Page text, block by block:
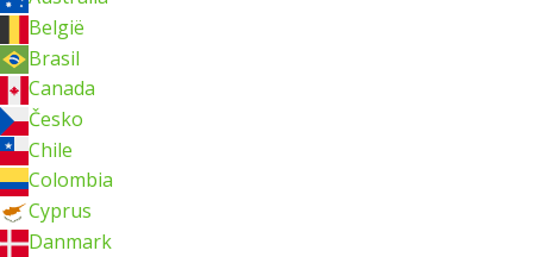
België
Brasil
Canada
Česko
Chile
Colombia
Cyprus
Danmark